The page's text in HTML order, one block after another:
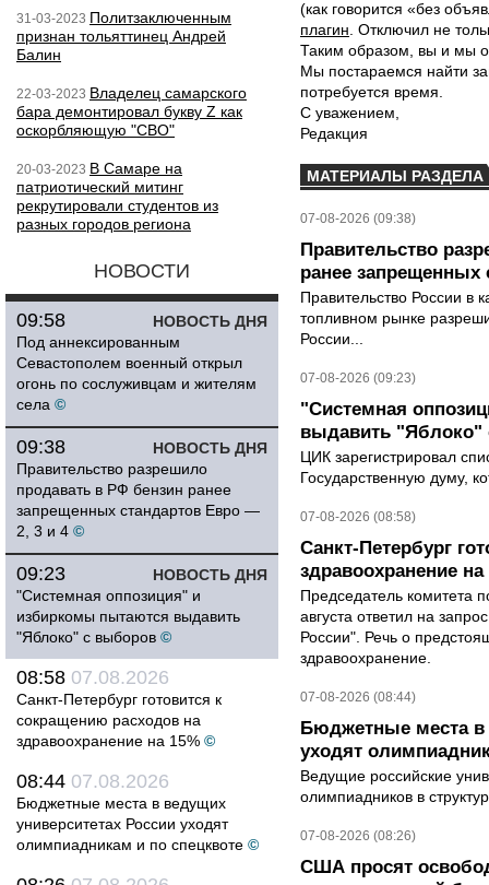
31-03-2023 Политзаключенным
признан тольяттинец Андрей
Балин
22-03-2023 Владелец самарского
бара демонтировал букву Z как
оскорбляющую "СВО"
20-03-2023 В Самаре на
патриотический митинг
рекрутировали студентов из
разных городов региона
НОВОСТИ
НОВОСТЬ ДНЯ
09:58
Под аннексированным
Севастополем военный открыл
огонь по сослуживцам и жителям
села ©
НОВОСТЬ ДНЯ
09:38
Правительство разрешило
продавать в РФ бензин ранее
запрещенных стандартов Евро —
2, 3 и 4 ©
НОВОСТЬ ДНЯ
09:23
"Системная оппозиция" и
избиркомы пытаются выдавить
"Яблоко" с выборов ©
08:58 07.08.2026
Санкт-Петербург готовится к
сокращению расходов на
здравоохранение на 15% ©
08:44 07.08.2026
Бюджетные места в ведущих
университетах России уходят
олимпиадникам и по спецквоте ©
(как говорится «без
плагин . Отключил не
Таким образом, вы и мы
Мы постараемся найти
потребуется время.
С уважением,
Редакция
МАТЕРИАЛЫ РАЗДЕЛА
07-08-2026 (09:38)
Правительство
ранее запрещенных
Правительство России в
топливном рынке
России...
07-08-2026 (09:23)
"Системная
выдавить "Яблоко"
ЦИК зарегистрировал
Государственную думу,
07-08-2026 (08:58)
Санкт-Петербург
здравоохранение на
Председатель комитета
августа ответил на
России". Речь о
здравоохранение.
07-08-2026 (08:44)
Бюджетные места в
уходят
Ведущие российские
олимпиадников в
07-08-2026 (08:26)
США просят